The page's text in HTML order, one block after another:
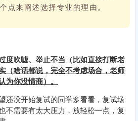
点来阐述选择专业的理由。
度吹嘘、举止不当（比如直接打断老
（啥话都说，完全不考虑场合，老师
为你没情商）。
还没开始复试的同学多看看，复试场
不需要有太大压力，放轻松一点，复